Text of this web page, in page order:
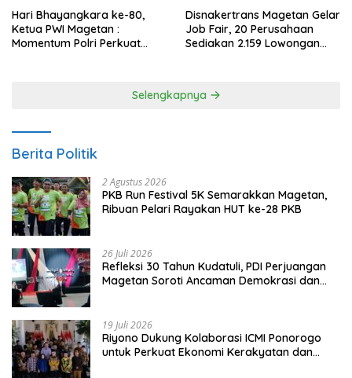
Hari Bhayangkara ke-80,
Ketua PWI Magetan :
Momentum Polri Perkuat
Disnakertrans Magetan Gelar
Job Fair, 20 Perusahaan
Sediakan 2.159 Lowongan
Selengkapnya
Berita Politik
2 Agustus 2026
PKB Run Festival 5K Semarakkan Magetan,
Ribuan Pelari Rayakan HUT ke-28 PKB
26 Juli 2026
Refleksi 30 Tahun Kudatuli, PDI Perjuangan
Magetan Soroti Ancaman Demokrasi dan
19 Juli 2026
Riyono Dukung Kolaborasi ICMI Ponorogo
untuk Perkuat Ekonomi Kerakyatan dan